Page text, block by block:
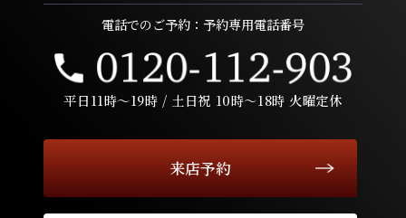
電話でのご予約：予約専用電話番号
平日11時〜19時 / 土日祝 10時〜18時 火曜定休
来店予約